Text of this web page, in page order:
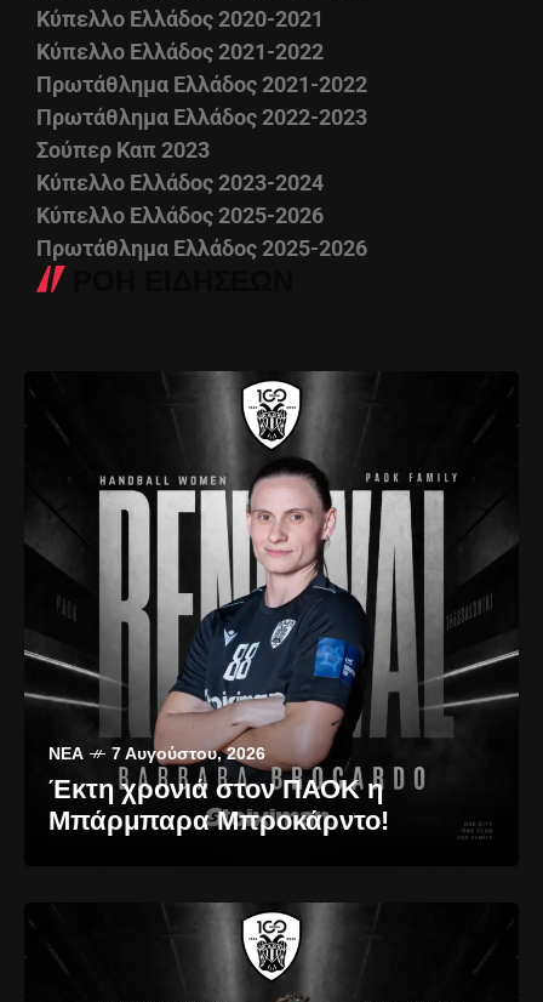
Κύπελλο Ελλάδος 2020-2021
Κύπελλο Ελλάδος 2021-2022
Πρωτάθλημα Ελλάδος 2021-2022
Πρωτάθλημα Ελλάδος 2022-2023
Σούπερ Καπ 2023
Κύπελλο Ελλάδος 2023-2024
Κύπελλο Ελλάδος 2025-2026
Πρωτάθλημα Ελλάδος 2025-2026
ΝΈΑ 7 Αυγούστου, 2026
Έκτη χρονιά στον ΠΑΟΚ η
Μπάρμπαρα Μπροκάρντο!